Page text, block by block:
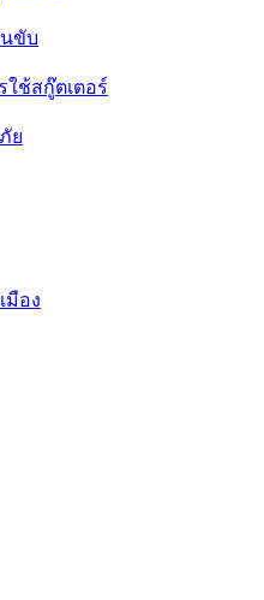
ขับ
ช้สกู๊ตเตอร์
ย
มือง